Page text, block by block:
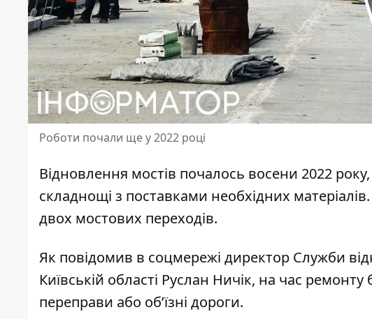
Роботи почали ще у 2022 році
Відновлення мостів почалось восени 2022
складнощі з поставками необхідних
двох мостових переходів.
Як повідомив в соцмережі директор Служби
Київській області Руслан Ничік, на час
переправи або об’їзні дороги.